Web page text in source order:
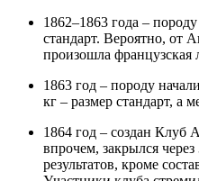
1862–1863 года –
стандарт. Вероятно, от
произошла французская
1863 год – породу
кг – размер стандарт, а
1864 год – создан Клуб
впрочем, закрылся
результатов, кроме